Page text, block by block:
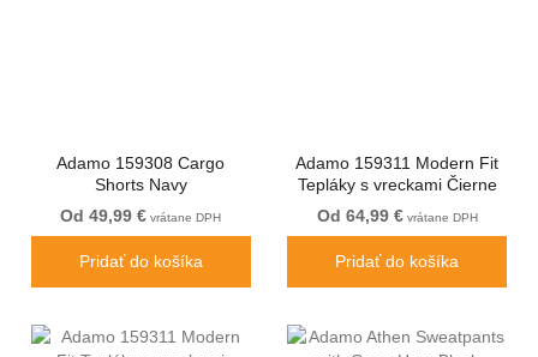
Adamo 159308 Cargo
Shorts Navy
Od 49,99 € vrátane DPH
Pridať do košíka
Adamo 159311 Modern Fit
Tepláky s vreckami Čierne
Od 64,99 €vrátane DPH
Pridať do košíka